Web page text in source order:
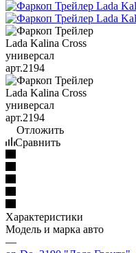
Отложить
Сравнить
Характеристики
Модель и марка авто
—